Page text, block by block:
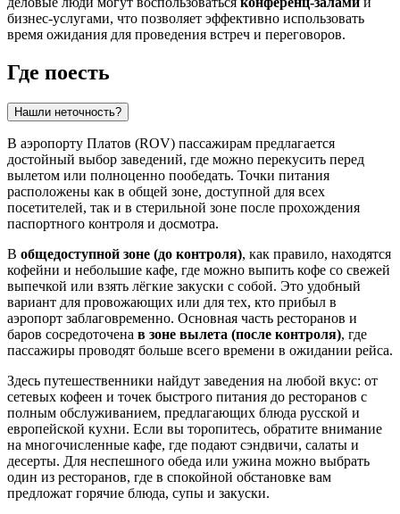
бизнес-услугами, что позволяет эффективно использовать
время ожидания для проведения встреч и переговоров.
Где поесть
Нашли неточность?
В аэропорту Платов (ROV) пассажирам предлагается
достойный выбор заведений, где можно перекусить перед
вылетом или полноценно пообедать. Точки питания
расположены как в общей зоне, доступной для всех
посетителей, так и в стерильной зоне после прохождения
паспортного контроля и досмотра.
В общедоступной зоне (до контроля), как правило, находятся
кофейни и небольшие кафе, где можно выпить кофе со свежей
выпечкой или взять лёгкие закуски с собой. Это удобный
вариант для провожающих или для тех, кто прибыл в
аэропорт заблаговременно. Основная часть ресторанов и
баров сосредоточена в зоне вылета (после контроля), где
пассажиры проводят больше всего времени в ожидании рейса.
Здесь путешественники найдут заведения на любой вкус: от
сетевых кофеен и точек быстрого питания до ресторанов с
полным обслуживанием, предлагающих блюда русской и
европейской кухни. Если вы торопитесь, обратите внимание
на многочисленные кафе, где подают сэндвичи, салаты и
десерты. Для неспешного обеда или ужина можно выбрать
один из ресторанов, где в спокойной обстановке вам
предложат горячие блюда, супы и закуски.